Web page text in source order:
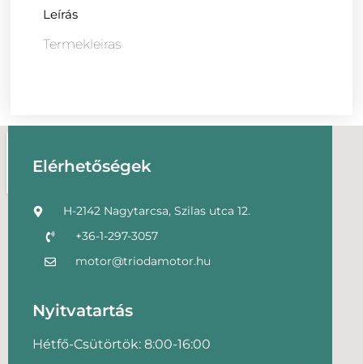
Leírás
Termekleiras
Elérhetőségek
H-2142 Nagytarcsa, Szilas utca 12.
+36-1-297-3057
motor@triodamotor.hu
Nyitvatartás
Hétfő-Csütörtök: 8:00-16:00